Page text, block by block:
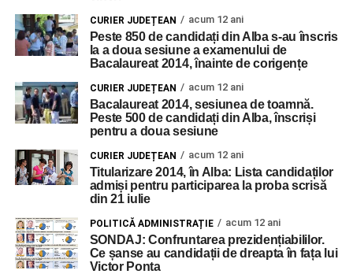
CURIER JUDEȚEAN acum 12 ani
Peste 850 de candidați din Alba s-au înscris
la a doua sesiune a examenului de
Bacalaureat 2014, înainte de corigențe
CURIER JUDEȚEAN acum 12 ani
Bacalaureat 2014, sesiunea de toamnă.
Peste 500 de candidați din Alba, înscriși
pentru a doua sesiune
CURIER JUDEȚEAN acum 12 ani
Titularizare 2014, în Alba: Lista candidaților
admiși pentru participarea la proba scrisă
din 21 iulie
POLITICĂ ADMINISTRAȚIE acum 12 ani
SONDAJ: Confruntarea prezidențiabililor.
Ce șanse au candidații de dreapta în fața lui
Victor Ponta